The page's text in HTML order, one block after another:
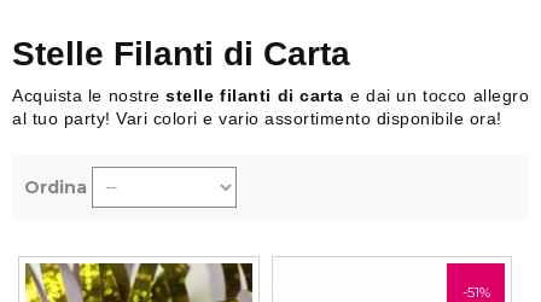
Stelle Filanti di Carta
Acquista le nostrestelle filanti di carta e dai un tocco allegro
al tuo party! Vari colori e vario assortimento disponibile ora!
Ordina
-51%